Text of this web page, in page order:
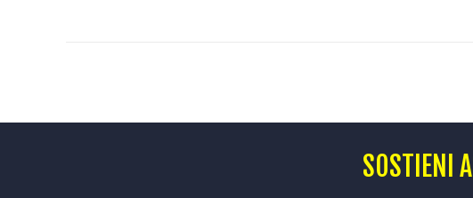
SOSTIENI